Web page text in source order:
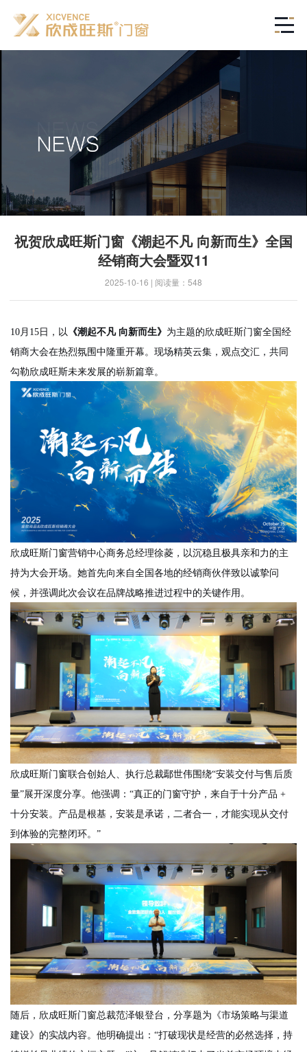
祝贺欣成旺斯门窗《潮起不凡 向新而生》全国
经销商大会暨双11
2025-10-16 | 阅读量：548
10月15日，以 《潮起不凡 向新而生》 为主题的欣成旺斯门窗全国经
销商大会在热烈氛围中隆重开幕。现场精英云集，观点交汇，共同
勾勒欣成旺斯未来发展的崭新篇章。
欣成旺斯门窗营销中心商务总经理徐菱，以沉稳且极具亲和力的主
持为大会开场。她首先向来自全国各地的经销商伙伴致以诚挚问
候，并强调此次会议在品牌战略推进过程中的关键作用。
欣成旺斯门窗联合创始人、执行总裁鄢世伟围绕“安装交付与售后质
量”展开深度分享。他强调：“真正的门窗守护，来自于十分产品 +
十分安装。产品是根基，安装是承诺，二者合一，才能实现从交付
到体验的完整闭环。”
随后，欣成旺斯门窗总裁范泽银登台，分享题为《市场策略与渠道
建设》的实战内容。他明确提出： “打破现状是经营的必然选择，持